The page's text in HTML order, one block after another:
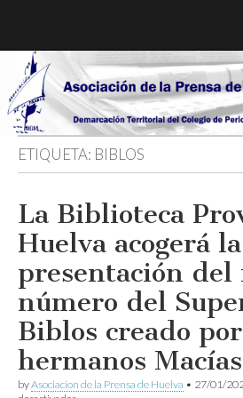
de la
Prensa de
Huelva
ETIQUETA: BIBLOS
La Biblioteca
Huelva acogerá la
presentación del
número del
Biblos creado
hermanos Macías
byAsociacion de la Prensa de Huelva • 27/01/